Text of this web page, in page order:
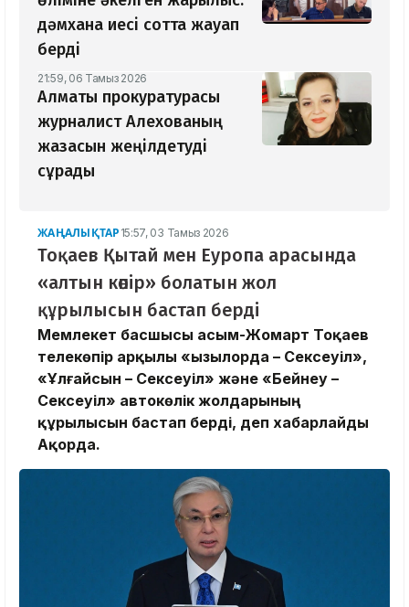
дәмхана иесі сотта жауап
берді
21:59, 06 Тамыз 2026
Алматы прокуратурасы
журналист Алехованың
жазасын жеңілдетуді
сұрады
ЖАҢАЛЫҚТАР 15:57, 03 Тамыз 2026
Тоқаев Қытай мен Еуропа арасында
«алтын көпір» болатын жол
құрылысын бастап берді
Мемлекет басшысы Қасым-Жомарт Тоқаев
телекөпір арқылы «Қызылорда – Сексеуіл»,
«Ұлғайсын – Сексеуіл» және «Бейнеу –
Сексеуіл» автокөлік жолдарының
құрылысын бастап берді, деп хабарлайды
Ақорда.